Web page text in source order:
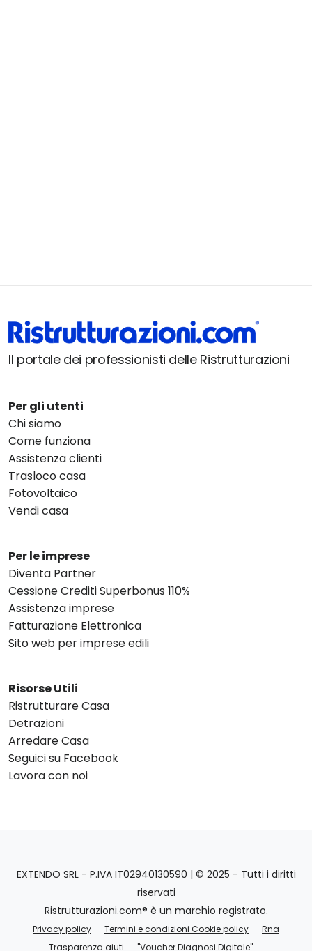
Il portale dei professionisti delle Ristrutturazioni
Per gli utenti
Chi siamo
Come funziona
Assistenza clienti
Trasloco casa
Fotovoltaico
Vendi casa
Per le imprese
Diventa Partner
Cessione Crediti Superbonus 110%
Assistenza imprese
Fatturazione Elettronica
Sito web per imprese edili
Risorse Utili
Ristrutturare Casa
Detrazioni
Arredare Casa
Seguici su Facebook
Lavora con noi
EXTENDO SRL - P.IVA IT02940130590 | © 2025 - Tutti i diritti
riservati
Ristrutturazioni.com® è un marchio registrato.
Privacy policy Termini e condizioni Cookie policy
Rna
Trasparenza aiuti
"Voucher Diagnosi Digitale"